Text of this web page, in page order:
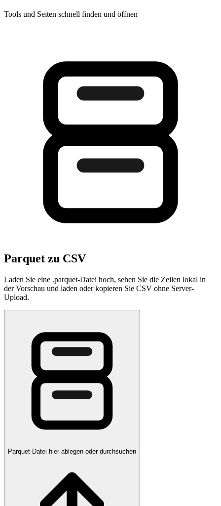
Tools und Seiten schnell finden und öffnen
Parquet zu CSV
Laden Sie eine .parquet-Datei hoch, sehen Sie die Zeilen lokal in
der Vorschau und laden oder kopieren Sie CSV ohne Server-
Upload.
Parquet-Datei hier ablegen oder durchsuchen